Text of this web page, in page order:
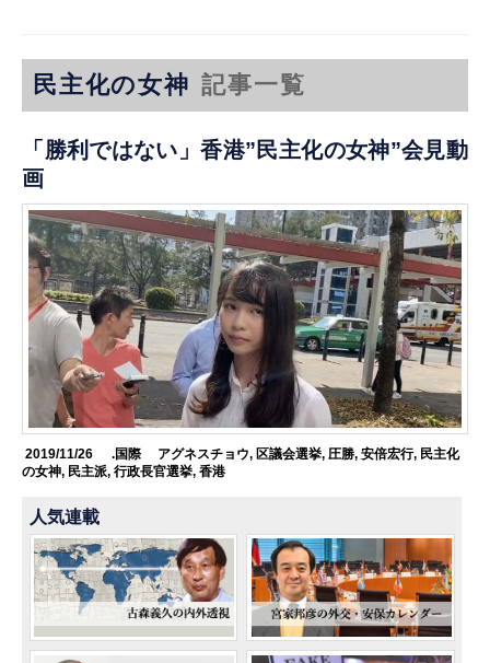
民主化の女神 記事一覧
「勝利ではない」香港”民主化の女神”会見動
画
2019/11/26 .国際 アグネスチョウ, 区議会選挙, 圧勝, 安倍宏行, 民主化
の女神, 民主派,行政長官選挙,香港
人気連載